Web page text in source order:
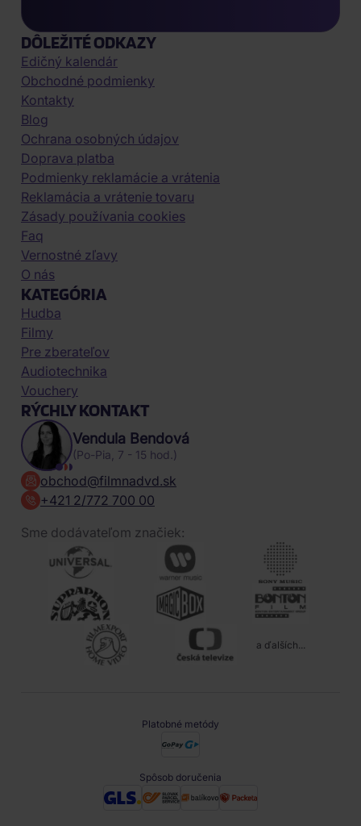
DÔLEŽITÉ ODKAZY
Edičný kalendár
Obchodné podmienky
Kontakty
Blog
Ochrana osobných údajov
Doprava platba
Podmienky reklamácie a vrátenia
Reklamácia a vrátenie tovaru
Zásady používania cookies
Faq
Vernostné zľavy
O nás
KATEGÓRIA
Hudba
Filmy
Pre zberateľov
Audiotechnika
Vouchery
RÝCHLY KONTAKT
Vendula Bendová
(Po-Pia, 7 - 15 hod.)
obchod@filmnadvd.sk
+421 2/772 700 00
Sme dodávateľom značiek:
a ďalších...
Platobné metódy
Spôsob doručenia